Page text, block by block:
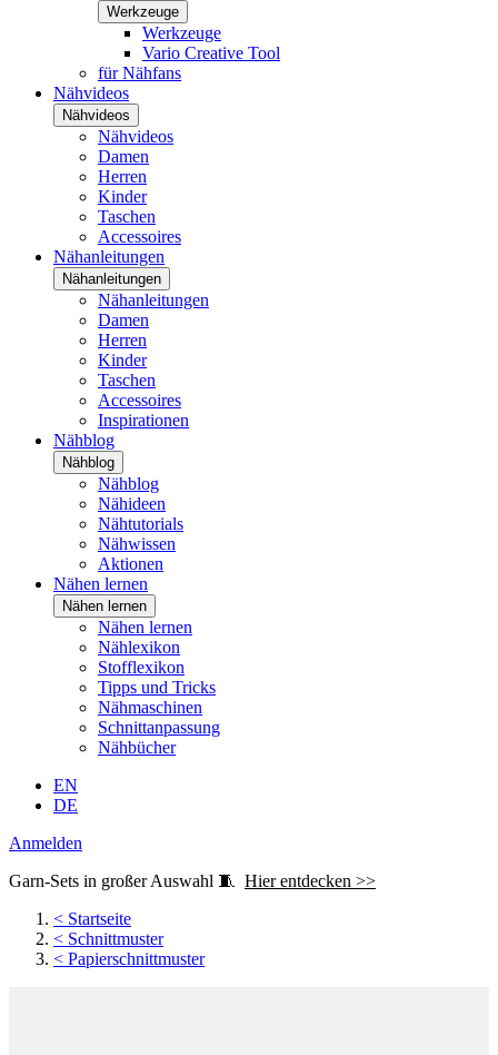
Werkzeuge
Werkzeuge
Vario Creative Tool
für Nähfans
Nähvideos
Nähvideos
Nähvideos
Damen
Herren
Kinder
Taschen
Accessoires
Nähanleitungen
Nähanleitungen
Nähanleitungen
Damen
Herren
Kinder
Taschen
Accessoires
Inspirationen
Nähblog
Nähblog
Nähblog
Nähideen
Nähtutorials
Nähwissen
Aktionen
Nähen lernen
Nähen lernen
Nähen lernen
Nählexikon
Stofflexikon
Tipps und Tricks
Nähmaschinen
Schnittanpassung
Nähbücher
EN
DE
Anmelden
Garn-Sets in großer Auswahl 🧵 Hier entdecken >>
< Startseite
< Schnittmuster
< Papierschnittmuster